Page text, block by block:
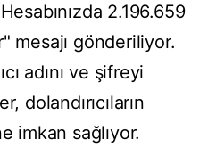
2.196.659
mesajı gönderiliyor.
adını ve şifreyi
dolandırıcıların
imkan sağlıyor.